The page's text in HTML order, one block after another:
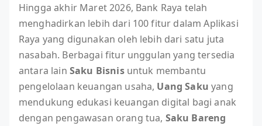
Hingga akhir Maret 2026, Bank Raya telah
menghadirkan lebih dari 100 fitur dalam Aplikasi
Raya yang digunakan oleh lebih dari satu juta
nasabah. Berbagai fitur unggulan yang tersedia
antara lain Saku Bisnis untuk membantu
pengelolaan keuangan usaha, Uang Sakuyang
mendukung edukasi keuangan digital bagi anak
dengan pengawasan orang tua, Saku Bareng